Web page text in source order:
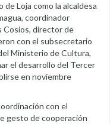
Loja como la alcaldesa
coordinador
Cosíos, director de
con el subsecretario
Ministerio de Cultura,
el desarrollo del Tercer
en noviembre
con el
gesto de cooperación